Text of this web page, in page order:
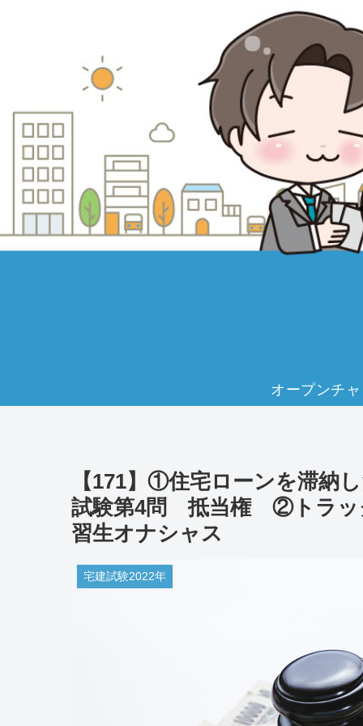
オープンチ
【171】①住宅ローンを滞納
試験第4問 抵当権 ②トラッ
習生オナシャス
宅建試験2022年